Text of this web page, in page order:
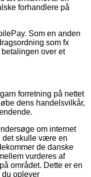
forhandlere på
Som en anden
som fx
over et
forretning på nettet
dens handelsvilkår,
om internet
det skulle være en
de danske
vurderes af
området. Dette er en
du oplever